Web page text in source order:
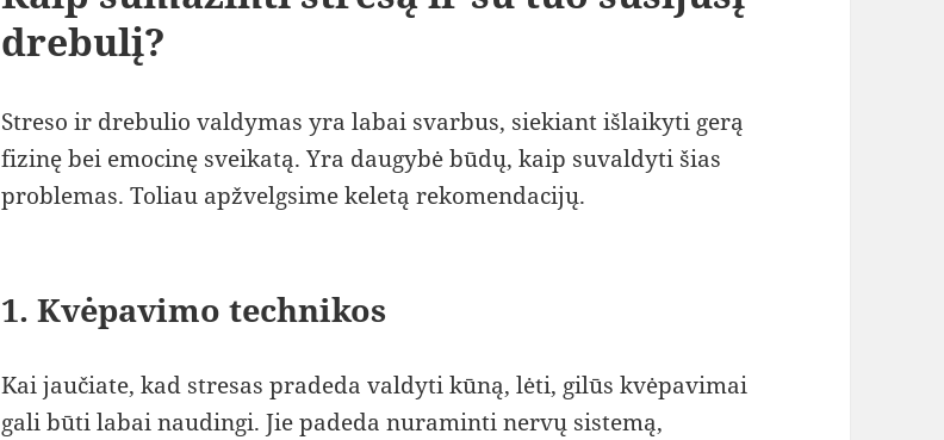
drebulį?
Streso ir drebulio valdymas yra labai svarbus, siekiant išlaikyti gerą
fizinę bei emocinę sveikatą. Yra daugybė būdų, kaip suvaldyti šias
problemas. Toliau apžvelgsime keletą rekomendacijų.
1. Kvėpavimo technikos
Kai jaučiate, kad stresas pradeda valdyti kūną, lėti, gilūs kvėpavimai
gali būti labai naudingi. Jie padeda nuraminti nervų sistemą,